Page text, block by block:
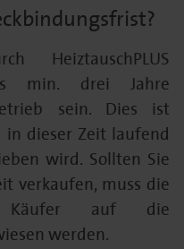
min. drei Jahre
sein. Dies ist
dieser Zeit laufend
wird. Sollten Sie
verkaufen, muss die
auf die
werden.